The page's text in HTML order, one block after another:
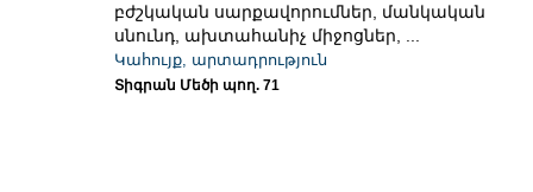
բժշկական սարքավորումներ, մանկական
սնունդ, ախտահանիչ միջոցներ, ...
Կահույք, արտադրություն
Տիգրան Մեծի պող. 71